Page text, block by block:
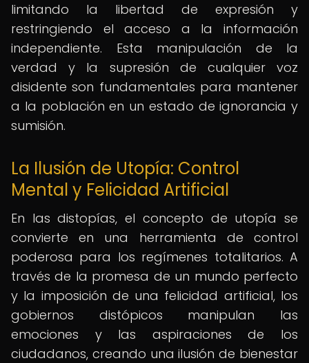
limitando la libertad de expresión y
restringiendo el acceso a la información
independiente. Esta manipulación de la
verdad y la supresión de cualquier voz
disidente son fundamentales para mantener
a la población en un estado de ignorancia y
sumisión.
La Ilusión de Utopía: Control
Mental y Felicidad Artificial
En las distopías, el concepto de utopía se
convierte en una herramienta de control
poderosa para los regímenes totalitarios. A
través de la promesa de un mundo perfecto
y la imposición de una felicidad artificial, los
gobiernos distópicos manipulan las
emociones y las aspiraciones de los
ciudadanos, creando una ilusión de bienestar